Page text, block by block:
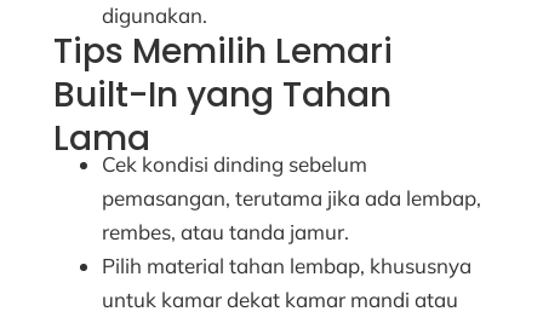
digunakan.
Tips Memilih Lemari
Built-In yang Tahan
Lama
Cek kondisi dinding sebelum
pemasangan, terutama jika ada lembap,
rembes, atau tanda jamur.
Pilih material tahan lembap, khususnya
untuk kamar dekat kamar mandi atau